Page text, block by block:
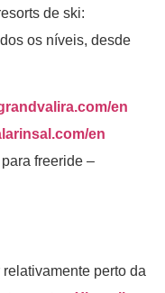
de ski:
os níveis, desde
en
en
freeride –
perto da